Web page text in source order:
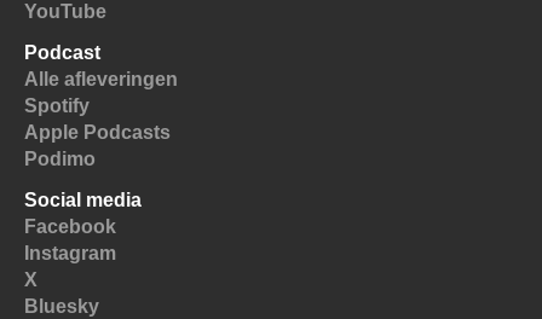
YouTube
Podcast
Alle afleveringen
Spotify
Apple Podcasts
Podimo
Social media
Facebook
Instagram
X
Bluesky